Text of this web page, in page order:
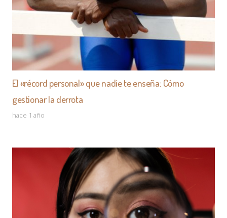
El «récord personal» que nadie te enseña: Cómo
gestionar la derrota
hace 1 año